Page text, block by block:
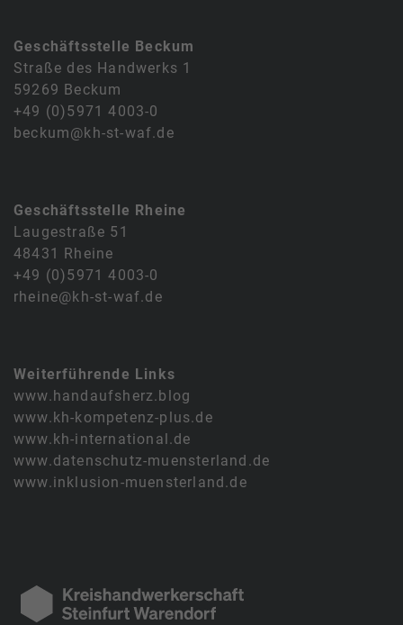
Geschäftsstelle Beckum
Straße des Handwerks 1
59269 Beckum
+49 (0)5971 4003-0
beckum@kh-st-waf.de
Geschäftsstelle Rheine
Laugestraße 51
48431 Rheine
+49 (0)5971 4003-0
rheine@kh-st-waf.de
Weiterführende Links
www.handaufsherz.blog
www.kh-kompetenz-plus.de
www.kh-international.de
www.datenschutz-muensterland.de
www.inklusion-muensterland.de